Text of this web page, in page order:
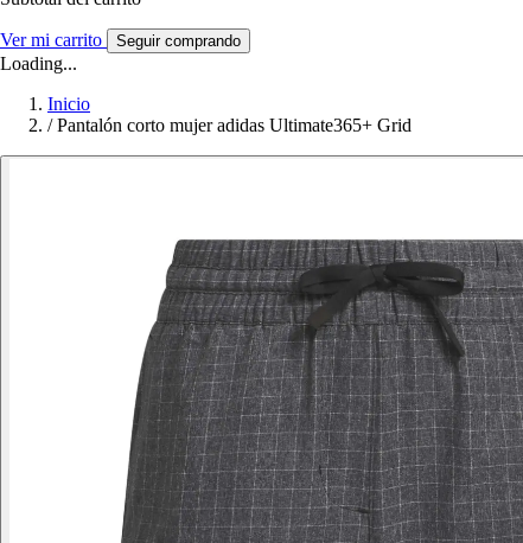
Ver mi carrito Seguir comprando
Loading...
Inicio
/ Pantalón corto mujer adidas Ultimate365+ Grid